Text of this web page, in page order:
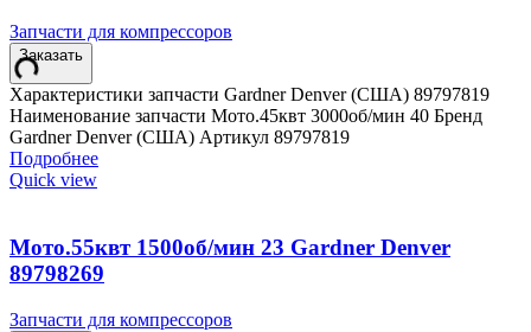
Запчасти для компрессоров
Заказать
Характеристики запчасти Gardner Denver (США) 89797819
Наименование запчасти Мото.45квт 3000об/мин 40 Бренд
Gardner Denver (США) Артикул 89797819
Подробнее
Quick view
Мото.55квт 1500об/мин 23 Gardner Denver
89798269
Запчасти для компрессоров